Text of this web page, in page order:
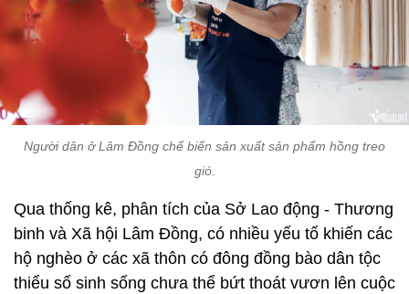
Người dân ở Lâm Đồng chế biến sản xuất sản phẩm hồng treo
gió.
Qua thống kê, phân tích của Sở Lao động - Thương
binh và Xã hội Lâm Đồng, có nhiều yếu tố khiến các
hộ nghèo ở các xã thôn có đông đồng bào dân tộc
thiểu số sinh sống chưa thể bứt thoát vươn lên cuộc